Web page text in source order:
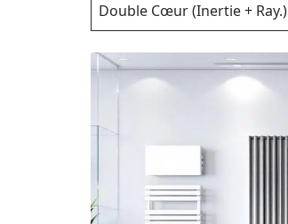
Double Cœur (Inertie + Ray.)